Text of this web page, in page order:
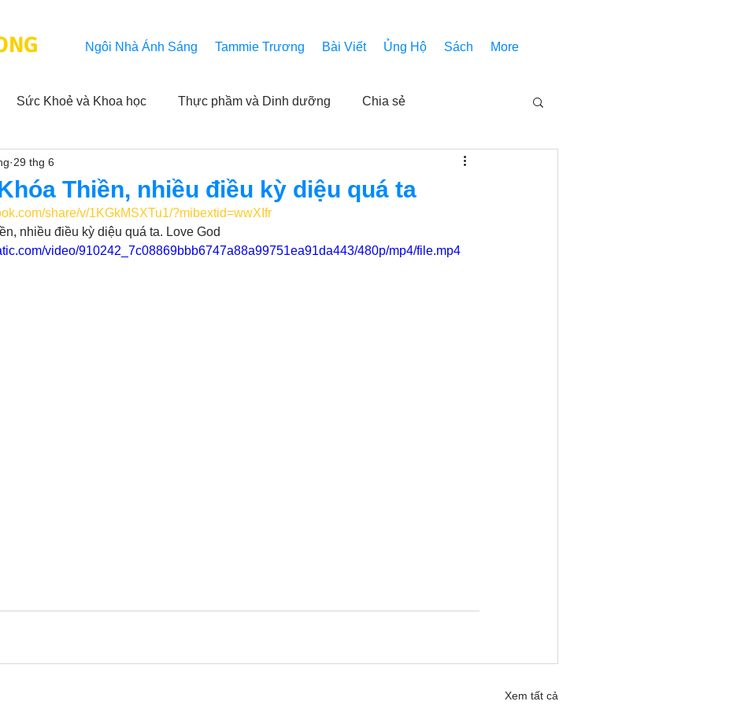
Ngôi Nhà Ánh Sáng Tammie Trương Bài Viết Ủng Hộ Sách More
Sức Khoẻ và Khoa học Thực phầm và Dinh dưỡng Chia sẻ
Trải nghiệm của người xem Các bài pháp
Thành tựu Các thông báo
Thiền, nhiều điều kỳ diệu quá ta
29 thg 6
share/v/1KGkMSXTu1/?mibextid=wwXIfr
nhiều điều kỳ diệu quá ta. Love God
video/910242_7c08869bbb6747a88a99751ea91da443/480p/mp4/file.mp4
Xem tất cả